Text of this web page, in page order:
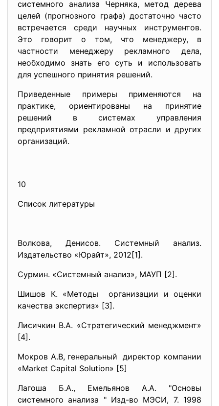
системного анализа Черняка, метод дерева
целей (прогнозного графа) достаточно часто
встречается среди научных инструментов.
Это говорит о том, что менеджеру, в
частности менеджеру рекламного дела,
необходимо знать его суть и использовать
для успешного принятия решений.
Приведенные примеры применяются на
практике, ориентированы на принятие
решений в системах управления
предприятиями рекламной отрасли и других
организаций.
10
Список литературы
Волкова, Денисов. Системный анализ.
Издательство «Юрайт», 2012[1].
Сурмин. «Системный анализ», МАУП [2].
Шишов К. «Методы организации и оценки
качества экспертиз» [3].
Лисичкин В.А. «Стратегический менеджмент»
[4].
Мокров А.В, генеральный директор компании
«Market Capital Solution» [5]
Лагоша Б.А., Емельянов А.А. "Основы
системного анализа " Изд-во МЭСИ, 7. 1998